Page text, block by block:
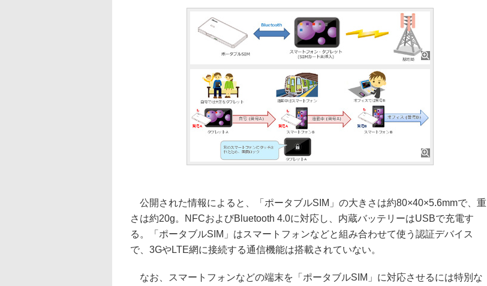
公開された情報によると、「ポータブルSIM」の大きさは約80×40×5.6mmで、重
さは約20g。NFCおよびBluetooth 4.0に対応し、内蔵バッテリーはUSBで充電す
る。「ポータブルSIM」はスマートフォンなどと組み合わせて使う認証デバイス
で、3GやLTE網に接続する通信機能は搭載されていない。
なお、スマートフォンなどの端末を「ポータブルSIM」に対応させるには特別な